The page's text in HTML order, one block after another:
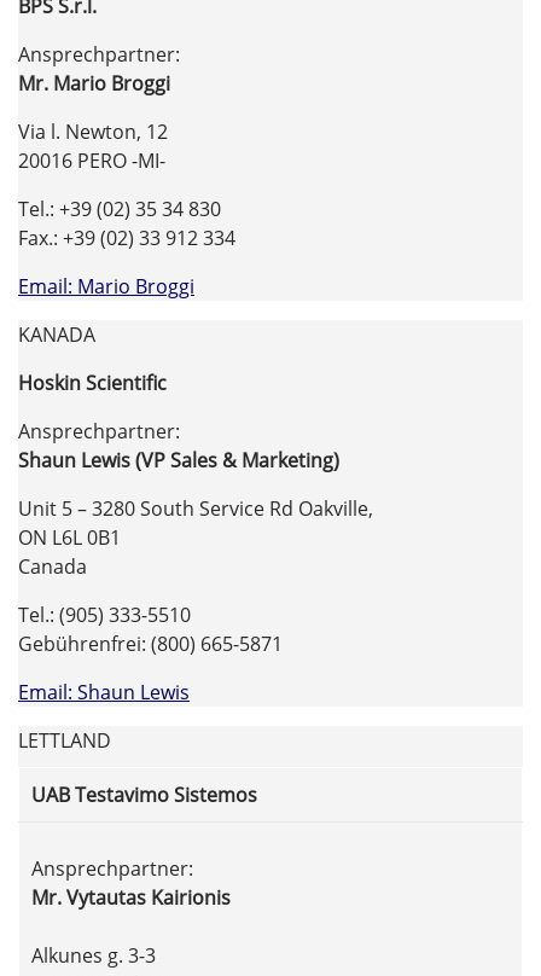
BPS S.r.l.
Ansprechpartner:
Mr. Mario Broggi
Via l. Newton, 12
20016 PERO -MI-
Tel.: +39 (02) 35 34 830
Fax.: +39 (02) 33 912 334
Email: Mario Broggi
KANADA
Hoskin Scientific
Ansprechpartner:
Shaun Lewis (VP Sales & Marketing)
Unit 5 – 3280 South Service Rd Oakville,
ON L6L 0B1
Canada
Tel.: (905) 333-5510
Gebührenfrei: (800) 665-5871
Email: Shaun Lewis
LETTLAND
UAB Testavimo Sistemos
Ansprechpartner:
Mr. Vytautas Kairionis
Alkunes g. 3-3